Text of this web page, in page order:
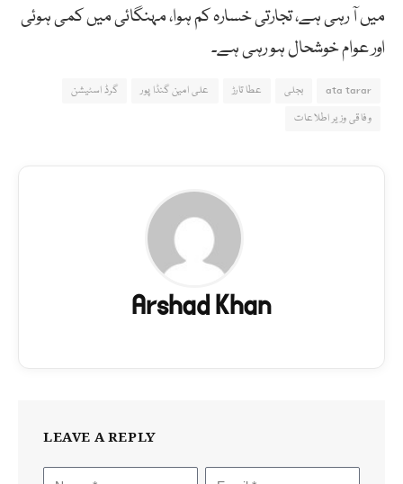
میں آ رہی ہے، تجارتی خسارہ کم ہوا، مہنگائی میں کمی ہوئی
اور عوام خوشحال ہو رہی ہے۔
ata tarar بجلی عطا تارڑ علی امین گنڈا پور
گرڈ اسٹیشن
وفاقی وزیر اطلاعات
Arshad Khan
LEAVE A REPLY